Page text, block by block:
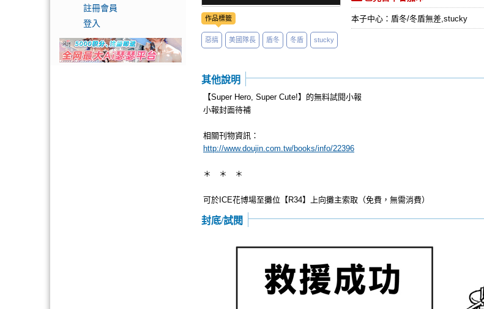
註冊會員
登入
作品標籤
惡搞 美國隊長 盾冬 冬盾 stucky
本子中心：盾冬/冬盾無差,stucky
其他說明
【Super Hero, Super Cute!】的無料試閱小報
小報封面待補
相關刊物資訊：
http://www.doujin.com.tw/books/info/22396
＊ ＊ ＊
可於ICE花博場至攤位【R34】上向攤主索取（免費，無需消費）
封底/試閱